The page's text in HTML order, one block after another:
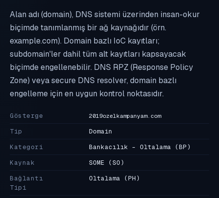
Alan adı (domain), DNS sistemi üzerinden insan-okur
biçimde tanımlanmış bir ağ kaynağıdır (örn.
example.com). Domain bazlı IoC kayıtları;
subdomain'ler dahil tüm alt kayıtları kapsayacak
biçimde engellenebilir. DNS RPZ (Response Policy
Zone) veya secure DNS resolver, domain bazlı
engelleme için en uygun kontrol noktasıdır.
Gösterge 2019ozelkampanyam.com
Tip
Domain
Kategori
Bankacılık - Oltalama (BP)
Kaynak
SOME (SO)
Bağlantı
Tipi
Oltalama (PH)